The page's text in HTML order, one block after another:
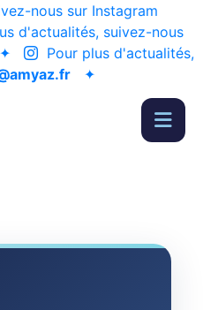
nous sur Instagram
d'actualités, suivez-nous
Pour plus d'actualités,
✦